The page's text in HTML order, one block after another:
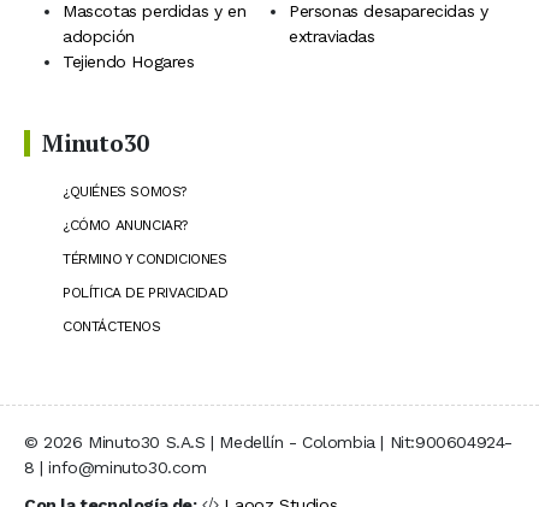
Mascotas perdidas y en
adopción
Personas desaparecidas y
extraviadas
Tejiendo Hogares
Minuto30
¿QUIÉNES SOMOS?
¿CÓMO ANUNCIAR?
TÉRMINO Y CONDICIONES
POLÍTICA DE PRIVACIDAD
CONTÁCTENOS
© 2026 Minuto30 S.A.S | Medellín - Colombia | Nit:900604924-
8 | info@minuto30.com